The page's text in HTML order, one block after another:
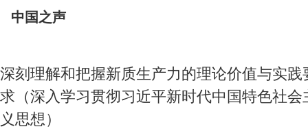
中国之声
深刻理解和把握新质生产力的理论价值与实践
求（深入学习贯彻习近平新时代中国特色社会
义思想）